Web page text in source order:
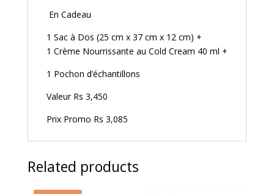
En Cadeau
1 Sac à Dos (25 cm x 37 cm x 12 cm) +
1 Crème Nourrissante au Cold Cream 40 ml +
1 Pochon d’échantillons
Valeur Rs 3,450
Prix Promo Rs 3,085
Related products